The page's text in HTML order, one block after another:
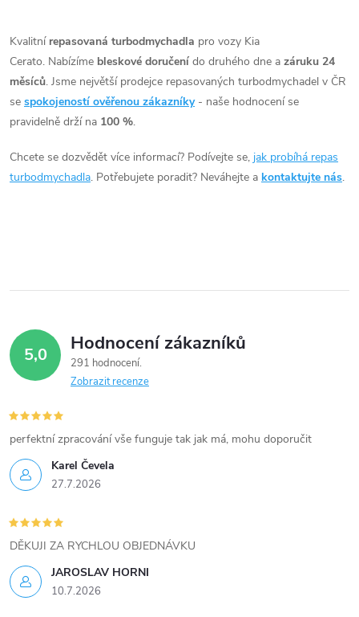
ů
ů
v
l
á
a
v
k
v
ý
p
i
s
u
Kvalitní repasovaná turbodmychadla pro vozy Kia
Cerato. Nabízíme bleskové doručení do druhého dne a záruku 24
měsíců. Jsme největší prodejce repasovaných turbodmychadel v ČR
se spokojeností ověřenou zákazníky - naše hodnocení se
pravidelně drží na 100 %.
Chcete se dozvědět více informací? Podívejte se, jak probíhá repas
turbodmychadla. Potřebujete poradit? Neváhejte a kontaktujte nás.
5,0 Hodnocení zákazníků
291 hodnocení
Zobrazit recenze
Karel Čevela
27.7.2026
perfektní zpracování vše funguje tak jak má, mohu doporučit
JAROSLAV HORNI
10.7.2026
DĚKUJI ZA RYCHLOU OBJEDNÁVKU